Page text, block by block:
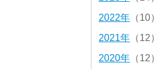
2022年 （10）
2021年 （12）
2020年 （12）